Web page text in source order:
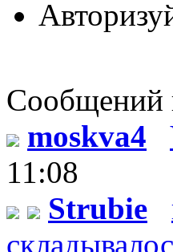
Сообщений
moskva4
11:08
Strubie